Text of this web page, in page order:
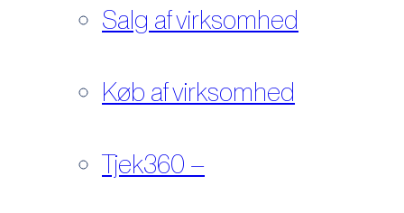
Salg af virksomhed
Køb af virksomhed
Tjek360 –